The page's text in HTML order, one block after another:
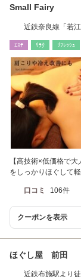
Small Fairy
近鉄奈良線「若
ｴｽﾃ ﾘﾗｸ ﾘﾌﾚｯｼｭ
【高技術×低価格で
をしっかりほぐして
口コミ 106件
クーポンを表示
ほぐし屋 前田
近鉄布施駅より